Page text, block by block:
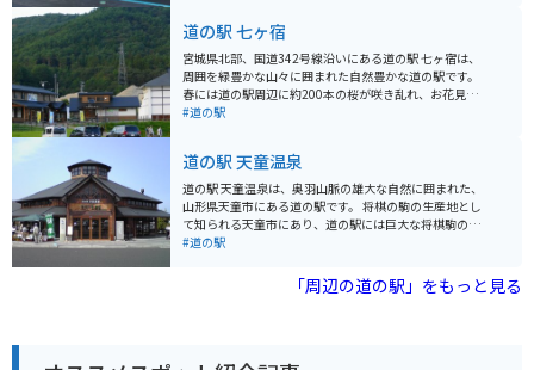
で訪れる場合、蔵王エコーラインや西蔵王高原ラインな
ど、蔵王連峰を駆け抜ける絶景ルートの拠点として最適
です。道の駅には、広々とした駐車場も完備されていま
す。 周辺には、蔵王温泉や蔵王スキー場などの観光スポ
ットも点在しており、観光の拠点としてもおすすめで
道の駅 七ヶ宿
宮城県北部、国道342号線沿いにある道の駅 七ヶ宿は、
周囲を緑豊かな山々に囲まれた自然豊かな道の駅です。
春には道の駅周辺に約200本の桜が咲き乱れ、お花見を
楽しむことができます。 夏にはひまわり、秋には紅葉
直売所、地元産の食材を使ったレストラン、七ヶ宿町の
特産品を販売する売店などがあります。 レストランで
は、地元産の蕎麦を使った「けんちんそば」や、きのこ
がたっぷり入った「きのこそば」などが人気です。 売店
では、七ヶ宿町の特産品である「ゆべし」や「凍豆腐」
や七ヶ宿湖など、自然豊かな観光スポットもたくさんあ
す。 七ヶ宿湖では、カヌーやボートなどのアクティビテ
#道の駅
道の駅 天童温泉
道の駅 天童温泉は、奥羽山脈の雄大な自然に囲まれた、
山形県天童市にある道の駅です。 将棋の駒の生産地とし
て知られる天童市にあり、道の駅には巨大な将棋駒のモ
ニュメントがあります。 館内には、地元の特産品を販売
ルメを楽しむことができます。 特に、山形名物の蕎麦
や、地元産のフルーツを使ったスイーツはおすすめで
#道の駅
「周辺の道の駅」をもっと見る